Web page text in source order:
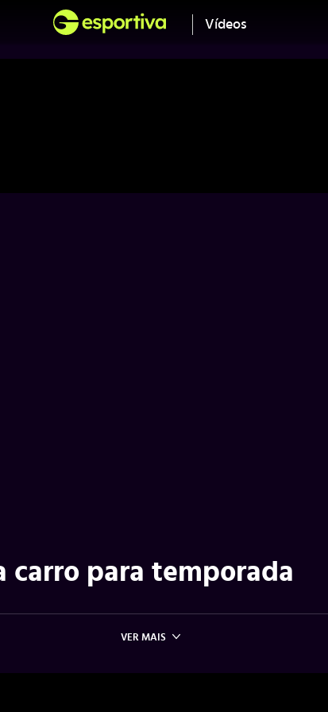
Vídeos
carro para temporada
VER MAIS